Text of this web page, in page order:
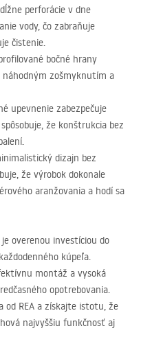
perforácie v dne
vody, čo zabraňuje
čistenie.
bočné hrany
náhodným zošmyknutím a
upevnenie zabezpečuje
že konštrukcia bez
dizajn bez
že výrobok dokonale
aranžovania a hodí sa
je overenou investíciou do
kúpeľa.
montáž a vysoká
opotrebovania.
od REA a získajte istotu, že
najvyššiu funkčnosť aj